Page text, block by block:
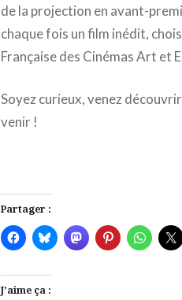
de la projection en avant-
chaque fois un film inédit,
Française des Cinémas Art et
Soyez curieux, venez
venir !
Partager :
J’aime ça :